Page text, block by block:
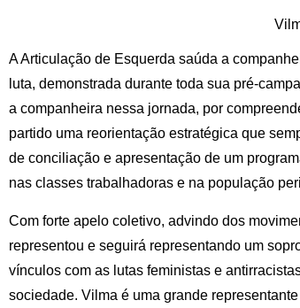
A Articulação de Esquerda saúda a
luta, demonstrada durante toda sua pré-
a companheira nessa jornada, por
partido uma reorientação estratégica que
de conciliação e apresentação de um
nas classes trabalhadoras e na população
Com forte apelo coletivo, advindo dos
representou e seguirá representando um
vínculos com as lutas feministas e
sociedade. Vilma é uma grande